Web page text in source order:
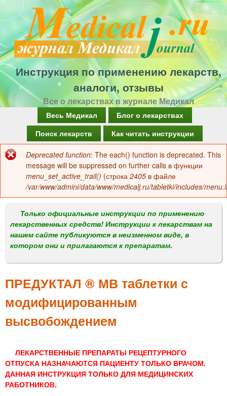
Перейти
к
основному
содержанию
Инструкция по применению лекарств,
аналоги, отзывы
Все о лекарствах в журнале Медикал
а
в
о
м
е
н
Весь Медикал
Блог о лекарствах
Поиск лекарств
Как читать инструкции
Сообщение
об
ошибке
Deprecated function: The each() function is deprecated. This
message will be suppressed on further calls в функции
menu_set_active_trail() (строка 2405 в файле
/var/www/admini/data/www/medicalj.ru/tabletki/includes/
Только официальные инструкции по применению
лекарственных средств! Инструкции к лекарствам на
нашем сайте публикуются в неизменном виде, в
котором они и прилагаются к препаратам.
ПРЕДУКТАЛ ® МВ таблетки с
модифицированным
высвобождением
ЛЕКАРСТВЕННЫЕ ПРЕПАРАТЫ РЕЦЕПТУРНОГО
ОТПУСКА НАЗНАЧАЮТСЯ ПАЦИЕНТУ ТОЛЬКО ВРАЧОМ.
ДАННАЯ ИНСТРУКЦИЯ ТОЛЬКО ДЛЯ МЕДИЦИНСКИХ
РАБОТНИКОВ.